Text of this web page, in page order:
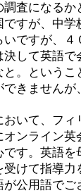
査になるか
ですが、中
いですが、
決して英語
と。という
できません
いて、フィ
オンライン
です。英語
受けて指導
が公用語で